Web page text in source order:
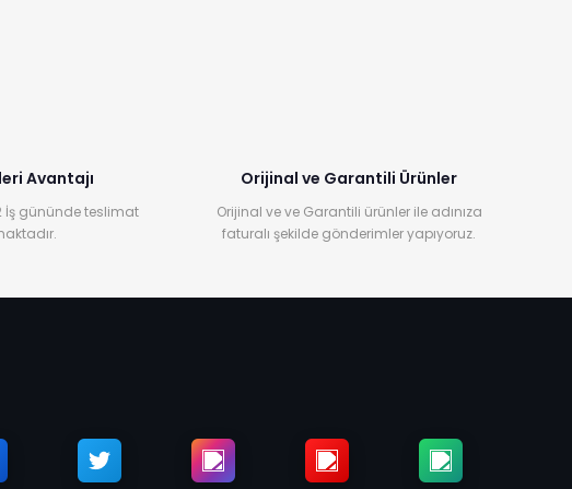
Avantajı
İş gününde teslimat
Orijinal ve Garantili Ürünler
Orijinal ve ve Garantili ürünler ile adınıza
faturalı şekilde gönderimler yapıyoruz.